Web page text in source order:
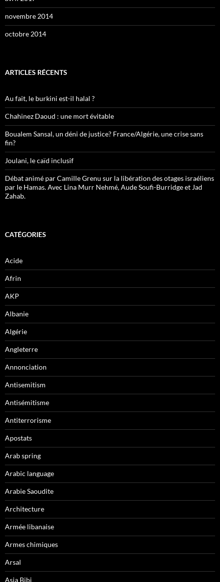
novembre 2014
octobre 2014
ARTICLES RÉCENTS
Au fait, le burkini est-il halal ?
Chahinez Daoud : une mort évitable
Boualem Sansal, un déni de justice? France/Algérie, une crise sans
fin?
Joulani, le caïd inclusif
Débat animé par Camille Grenu sur la libération des otages israéliens
par le Hamas. Avec Lina Murr Nehmé, Aude Soufi-Burridge et Jad
Zahab.
CATÉGORIES
Acide
Afrin
AKP
Albanie
Algérie
Angleterre
Annonciation
Antisemitism
Antisémitisme
Antiterrorisme
Apostats
Arab spring
Arabic language
Arabie Saoudite
Architecture
Armée libanaise
Armes chimiques
Arsal
Asia Bibi